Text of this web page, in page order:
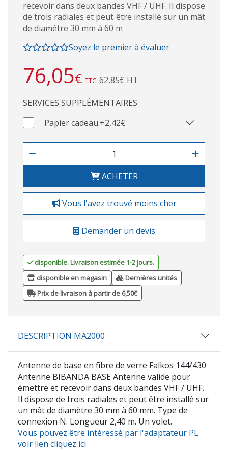
recevoir dans deux bandes VHF / UHF. Il dispose
de trois radiales et peut être installé sur un mât
de diamètre 30 mm à 60 m
Soyez le premier à évaluer
76,05€ TTC 62,85€ HT
SERVICES SUPPLÉMENTAIRES
Papier cadeau.+2,42€
ACHETER
Vous l'avez trouvé moins cher
Demander un devis
disponible. Livraison estimée 1-2 jours.
disponible en magasin
Dernières unités
Prix de livraison à partir de 6,50€
DESCRIPTION MA2000
Antenne de base en fibre de verre Falkos 144/430
Antenne BIBANDA BASE Antenne valide pour
émettre et recevoir dans deux bandes VHF / UHF.
Il dispose de trois radiales et peut être installé sur
un mât de diamètre 30 mm à 60 mm. Type de
connexion N. Longueur 2,40 m. Un volet.
Vous pouvez être intéressé par l'adaptateur PL
voir lien cliquez ici